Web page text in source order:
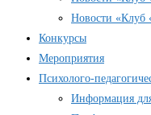
Новости «Клуб
Конкурсы
Мероприятия
Психолого-
Информация